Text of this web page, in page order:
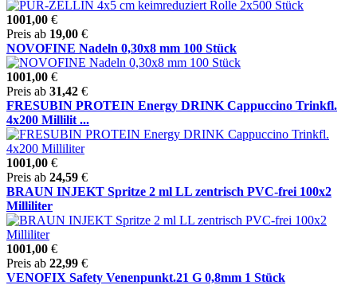
1001,00 €
Preis ab 19,00 €
NOVOFINE Nadeln 0,30x8 mm 100 Stück
1001,00 €
Preis ab 31,42 €
FRESUBIN PROTEIN Energy DRINK Cappuccino Trinkfl.
4x200 Millilit ...
1001,00 €
Preis ab 24,59 €
BRAUN INJEKT Spritze 2 ml LL zentrisch PVC-frei 100x2
Milliliter
1001,00 €
Preis ab 22,99 €
VENOFIX Safety Venenpunkt.21 G 0,8mm 1 Stück